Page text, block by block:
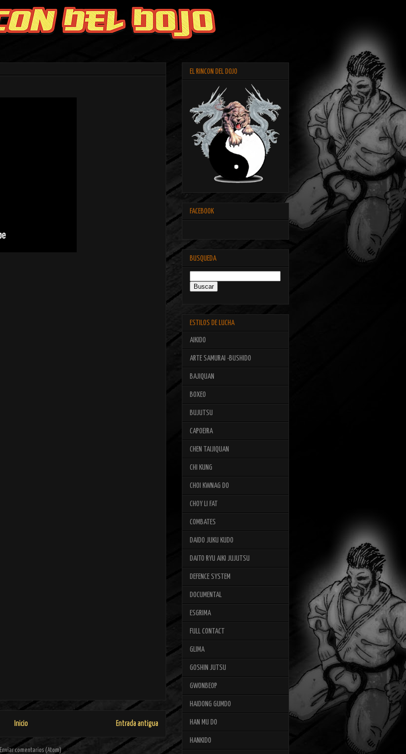
Entrada antigua
Inicio
Enviar comentarios (Atom)
EL RINCON DEL DOJO
FACEBOOK
BUSQUEDA
ESTILOS DE LUCHA
AIKIDO
ARTE SAMURAI -BUSHIDO
BAJIQUAN
BOXEO
BUJUTSU
CAPOEIRA
CHEN TAIJIQUAN
CHI KUNG
CHOI KWNAG DO
CHOY LI FAT
COMBATES
DAIDO JUKU KUDO
DAITO RYU AIKI JUJUTSU
DEFENCE SYSTEM
DOCUMENTAL
ESGRIMA
FULL CONTACT
GLIMA
GOSHIN JUTSU
GWONBEOP
HAIDONG GUMDO
HAN MU DO
HANKIDO